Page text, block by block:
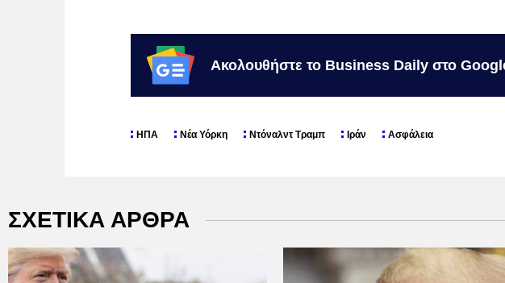
Ακολουθήστε το Business Daily στο
ΗΠΑ Νέα Υόρκη Ντόναλντ Τραμπ Ιράν Ασφάλεια
ΣΧΕΤΙΚΑ ΑΡΘΡΑ